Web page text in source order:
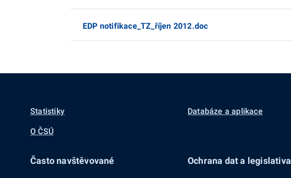
EDP notifikace_TZ_říjen 2012.doc
Statistiky Databáze a aplikace
O ČSÚ
Často navštěvované Ochrana dat a legislativa